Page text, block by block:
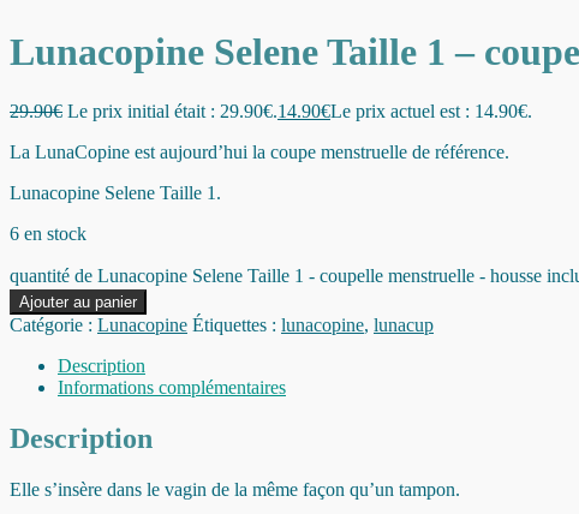
Lunacopine Selene Taille 1 –
29.90€ Le prix initial était : 29.90€.14.90€Le prix actuel est : 14.90€.
La LunaCopine est aujourd’hui la coupe menstruelle de référence.
Lunacopine Selene Taille 1.
6 en stock
quantité de Lunacopine Selene Taille 1 - coupelle menstruelle - housse
Ajouter au panier
Catégorie : Lunacopine Étiquettes : lunacopine, lunacup
Description
Informations complémentaires
Description
Elle s’insère dans le vagin de la même façon qu’un tampon.